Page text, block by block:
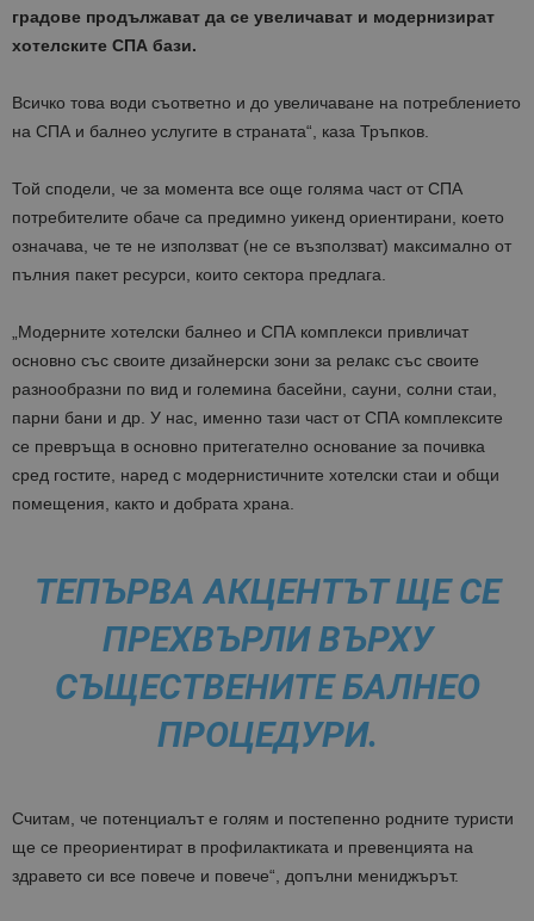
градове продължават да се увеличават и модернизират
хотелските СПА бази.
Всичко това води съответно и до увеличаване на потреблението
на СПА и балнео услугите в страната“, каза Тръпков.
Той сподели, че за момента все още голяма част от СПА
потребителите обаче са предимно уикенд ориентирани, което
означава, че те не използват (не се възползват) максимално от
пълния пакет ресурси, които сектора предлага.
„Модерните хотелски балнео и СПА комплекси привличат
основно със своите дизайнерски зони за релакс със своите
разнообразни по вид и големина басейни, сауни, солни стаи,
парни бани и др. У нас, именно тази част от СПА комплексите
се превръща в основно притегателно основание за почивка
сред гостите, наред с модернистичните хотелски стаи и общи
помещения, както и добрата храна.
ТЕПЪРВА АКЦЕНТЪТ ЩЕ СЕ
ПРЕХВЪРЛИ ВЪРХУ
СЪЩЕСТВЕНИТЕ БАЛНЕО
ПРОЦЕДУРИ.
Считам, че потенциалът е голям и постепенно родните туристи
ще се преориентират в профилактиката и превенцията на
здравето си все повече и повече“, допълни мениджърът.